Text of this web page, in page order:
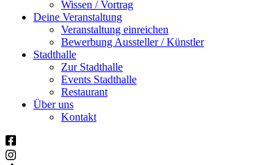
Wissen / Vortrag
Deine Veranstaltung
Veranstaltung einreichen
Bewerbung Aussteller / Künstler
Stadthalle
Zur Stadthalle
Events Stadthalle
Restaurant
Über uns
Kontakt